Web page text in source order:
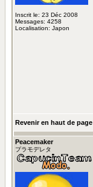
Inscrit le: 23 Déc 2008
Messages: 4258
Localisation: Japon
Revenir en haut de page
Peacemaker
プラモデレタ